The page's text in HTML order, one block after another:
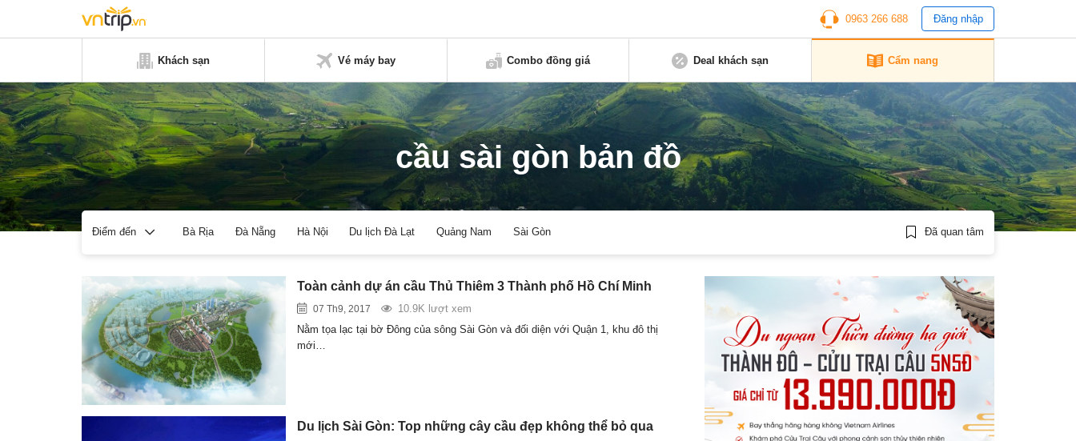
0963 266 688 Đăng nhập
Khách sạn Vé máy bay Combo đồng giá Deal khách sạn Cẩm nang
cầu sài gòn bản đồ
Điểm đến Bà Rịa Đà Nẵng Hà Nội Du lịch Đà Lạt Quảng Nam Sài Gòn Đã quan tâm
Toàn cảnh dự án cầu Thủ Thiêm 3 Thành phố Hồ Chí Minh
07 Th9, 2017
10.9K lượt xem
Nằm tọa lạc tại bờ Đông của sông Sài Gòn và đối diện với Quận 1, khu đô thị
mới…
Du lịch Sài Gòn: Top những cây cầu đẹp không thể bỏ qua